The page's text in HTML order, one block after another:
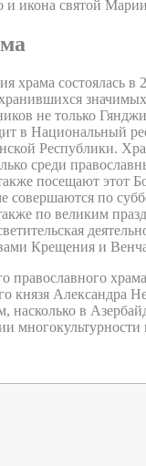
и икона святой
храма состоялась в
не только
в Национальный
Республики.
среди
посещают этот
совершаются по
по великим
Крещения и
православного
князя Александра
насколько в
многокультурности